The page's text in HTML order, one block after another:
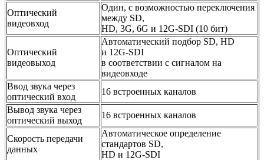
Оптический
видеовход
Один, с возможностью переключения
между SD,
HD, 3G, 6G и 12G‑SDI (10 бит)
Оптический
видеовыход
Автоматический подбор SD, HD
и 12G‑SDI
в соответствии с сигналом на
видеовходе
Ввод звука через
оптический вход
16 встроенных каналов
Вывод звука через
оптический выход
16 встроенных каналов
Скорость передачи
данных
Автоматическое определение
стандартов SD,
HD и 12G‑SDI